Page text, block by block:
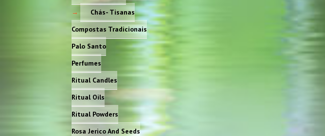
Chás- Tisanas
Compostas Tradicionais
Palo Santo
Perfumes
Ritual Candles
Ritual Oils
Ritual Powders
Rosa Jerico And Seeds